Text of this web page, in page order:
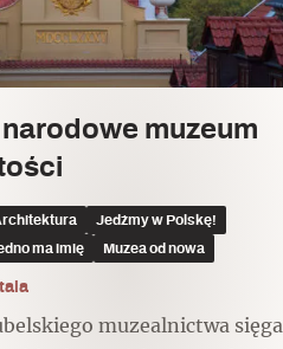
Szyb pierwszej windy w
Warszawie
muzeum
Jedźmy w Polskę!
ma imię
Muzea od nowa
muzealnictwa sięga